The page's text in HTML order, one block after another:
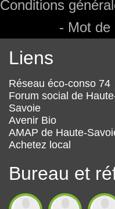
Footer
Conditions
Mot de
Liens
Réseau éco-conso 74
Forum social de
Savoie
Avenir Bio
AMAP de Haute-
Achetez local
Bureau et